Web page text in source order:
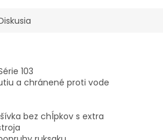
103
a chránené proti vode
bez chĺpkov s extra